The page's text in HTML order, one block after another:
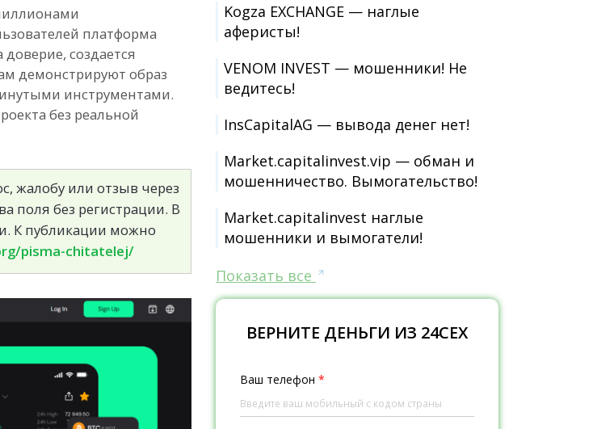
платформа
создается
демонстрируют образ
инструментами.
без реальной
жалобу или отзыв через
поля без регистрации. В
К публикации можно
pisma-chitatelej/
Kogza EXCHANGE — наглые
аферисты!
VENOM INVEST — мошенники! Не
ведитесь!
InsCapitalAG — вывода денег нет!
Market.capitalinvest.vip — обман и
мошенничество. Вымогательство!
Market.capitalinvest наглые
мошенники и вымогатели!
Показать все
ВЕРНИТЕ ДЕНЬГИ ИЗ 24CEX
Ваш телефон *